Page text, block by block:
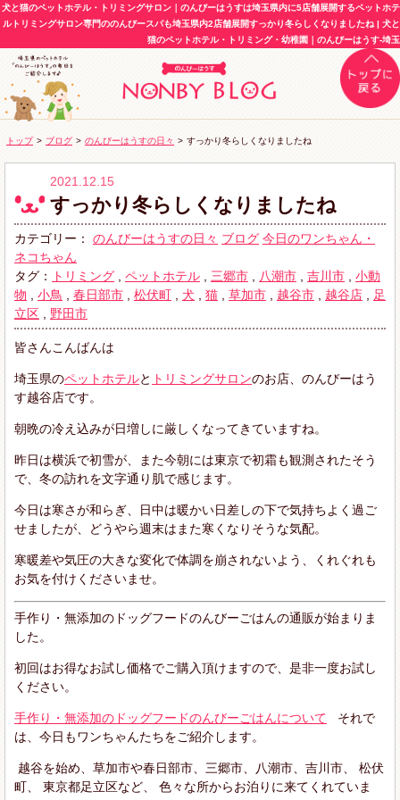
犬と猫のペットホテル・トリミングサロン｜のんびーはうすは埼玉県内に5店舗展開するペットホテ
ルトリミングサロン専門ののんびースパも埼玉県内2店舗展開すっかり冬らしくなりましたね | 犬と
猫のペットホテル・トリミング・幼稚園｜のんびーはうす-埼玉
トップ > ブログ > のんびーはうすの日々 > すっかり冬らしくなりましたね
2021.12.15
すっかり冬らしくなりましたね
カテゴリー： のんびーはうすの日々 ブログ 今日のワンちゃん・
ネコちゃん
タグ：
トリミング ペットホテル 三郷市 八潮市 吉川市
小動
物
小鳥 春日部市 松伏町 犬 猫 草加市 越谷市 越谷店
足
立区
野田市
皆さんこんばんは
埼玉県のペットホテルと トリミングサロンのお店、のんびーはう
す越谷店です。
朝晩の冷え込みが日増しに厳しくなってきていますね。
昨日は横浜で初雪が、また今朝には東京で初霜も観測されたそう
で、冬の訪れを文字通り肌で感じます。
今日は寒さが和らぎ、日中は暖かい日差しの下で気持ちよく過ご
せましたが、どうやら週末はまた寒くなりそうな気配。
寒暖差や気圧の大きな変化で体調を崩されないよう、くれぐれも
お気を付けくださいませ。
手作り・無添加のドッグフードのんびーごはんの通販が始まりま
した。
初回はお得なお試し価格でご購入頂けますので、是非一度お試し
ください。
手作り・無添加のドッグフードのんびーごはんについて
それで
は、今日もワンちゃんたちをご紹介します。
越谷を始め、草加市や春日部市、三郷市、八潮市、吉川市、 松伏
町、 東京都足立区など、 色々な所からお泊りに来てくれていま